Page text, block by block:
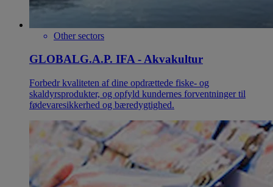
Other sectors
GLOBALG.A.P. IFA - Akvakultur
Forbedr kvaliteten af dine opdrættede fiske- og
skaldyrsprodukter, og opfyld kundernes forventninger til
fødevaresikkerhed og bæredygtighed.